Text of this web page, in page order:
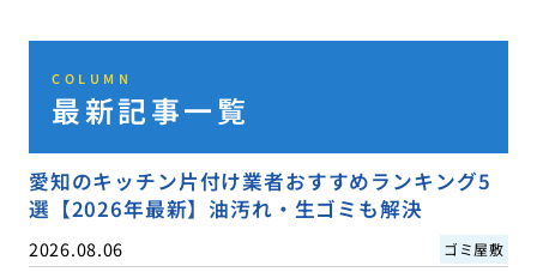
COLUMN
最新記事一覧
愛知のキッチン片付け業者おすすめランキング5
選【2026年最新】油汚れ・生ゴミも解決
2026.08.06 ゴミ屋敷